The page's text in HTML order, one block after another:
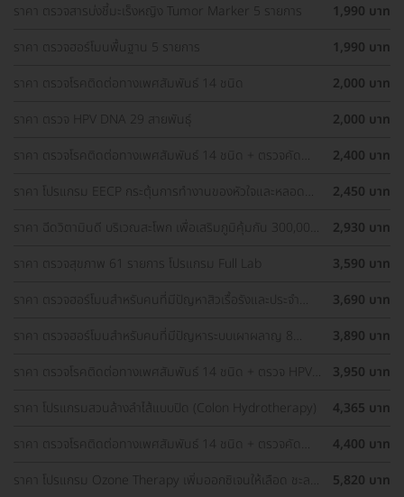
ราคา ตรวจสารบ่งชี้มะเร็งหญิง Tumor Marker 5 รายการ
1,990 บาท
ราคา ตรวจฮอร์โมนพื้นฐาน 5 รายการ
1,990 บาท
ราคา ตรวจโรคติดต่อทางเพศสัมพันธ์ 14 ชนิด
2,000 บาท
ราคา ตรวจ HPV DNA 29 สายพันธุ์
2,000 บาท
ราคา ตรวจโรคติดต่อทางเพศสัมพันธ์ 14 ชนิด + ตรวจคัด
2,400 บาท
ราคา โปรแกรม EECP กระตุ้นการทำงานของหัวใจและหลอด
2,450 บาท
ราคา ฉีดวิตามินดี บริเวณสะโพก เพื่อเสริมภูมิคุ้มกัน 300,000
2,930 บาท
ราคา ตรวจสุขภาพ 61 รายการ โปรแกรม Full Lab
3,590 บาท
ราคา ตรวจฮอร์โมนสำหรับคนที่มีปัญหาสิวเรื้อรังและประจำ
3,690 บาท
ราคา ตรวจฮอร์โมนสำหรับคนที่มีปัญหาระบบเผาผลาญ 8
3,890 บาท
ราคา ตรวจโรคติดต่อทางเพศสัมพันธ์ 14 ชนิด + ตรวจ HPV
3,950 บาท
ราคา โปรแกรมสวนล้างลำไส้แบบปิด (Colon Hydrotherapy)
4,365 บาท
ราคา ตรวจโรคติดต่อทางเพศสัมพันธ์ 14 ชนิด + ตรวจคัด
29 สายพันธุ์
4,400 บาท
ราคา โปรแกรม Ozone Therapy เพิ่มออกซิเจนให้เลือด ชะลอ
5,820 บาท